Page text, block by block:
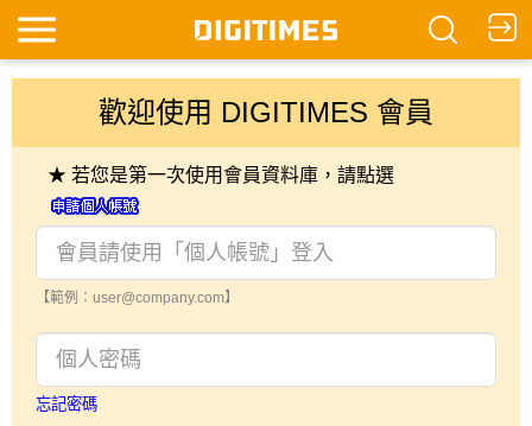
歡迎使用 DIGITIMES 會員
★ 若您是第一次使用會員資料庫，請點選
【範例：user@company.com】
忘記密碼